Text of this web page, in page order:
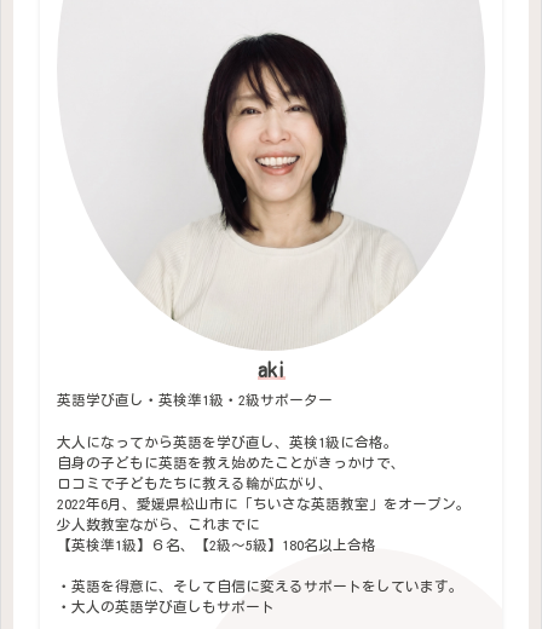
aki
英語学び直し・英検準1級・2級サポーター
大人になってから英語を学び直し、英検1級に合格。
自身の子どもに英語を教え始めたことがきっかけで、
口コミで子どもたちに教える輪が広がり、
2022年6月、愛媛県松山市に「ちいさな英語教室」をオープン。
少人数教室ながら、これまでに
【英検準1級】６名、【2級～5級】180名以上合格
・英語を得意に、そして自信に変えるサポートをしています。
・大人の英語学び直しもサポート